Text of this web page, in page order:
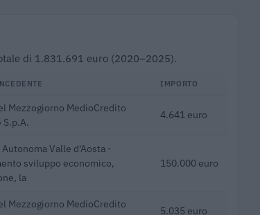
di 1.831.691 euro (2020–2025).
IMPORTO
Mezzogiorno MedioCredito
S.p.A.
4.641 euro
Autonoma Valle d'Aosta -
sviluppo economico,
la
150.000 euro
Mezzogiorno MedioCredito
5.035 euro